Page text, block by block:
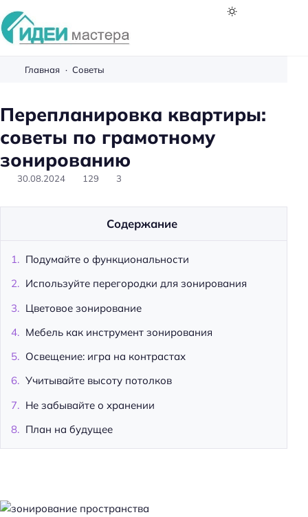
м
а
т
Главная Советы
Перепланировка квартиры:
советы по грамотному
зонированию
30.08.2024 129 3
Содержание
Подумайте о функциональности
Используйте перегородки для зонирования
Цветовое зонирование
Мебель как инструмент зонирования
Освещение: игра на контрастах
Учитывайте высоту потолков
Не забывайте о хранении
План на будущее